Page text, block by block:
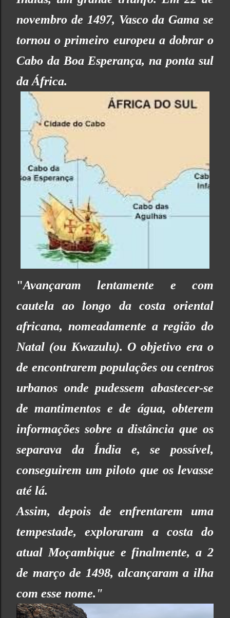
novembro de 1497, Vasco da Gama se
tornou o primeiro europeu a dobrar o
Cabo da Boa Esperança, na ponta sul
da África.
"Avançaram lentamente e com
cautela ao longo da costa oriental
africana, nomeadamente a região do
Natal (ou Kwazulu). O objetivo era o
de encontrarem populações ou centros
urbanos onde pudessem abastecer-se
de mantimentos e de água, obterem
informações sobre a distância que os
separava da Índia e, se possível,
conseguirem um piloto que os levasse
até lá.
Assim, depois de enfrentarem uma
tempestade, exploraram a costa do
atual Moçambique e finalmente, a 2
de março de 1498, alcançaram a ilha
com esse nome."